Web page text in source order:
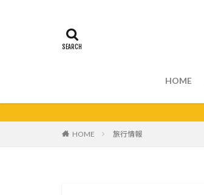
HOME
HOME 旅行情報